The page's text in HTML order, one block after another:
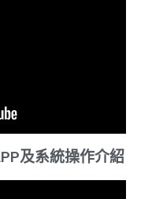
及系統操作介紹